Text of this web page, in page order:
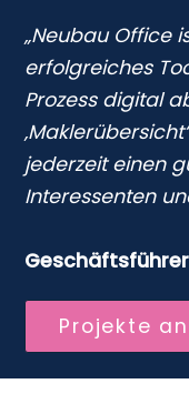
„Neubau Office
erfolgreiches
Prozess digital
jederzeit einen
Interessenten
Projekte